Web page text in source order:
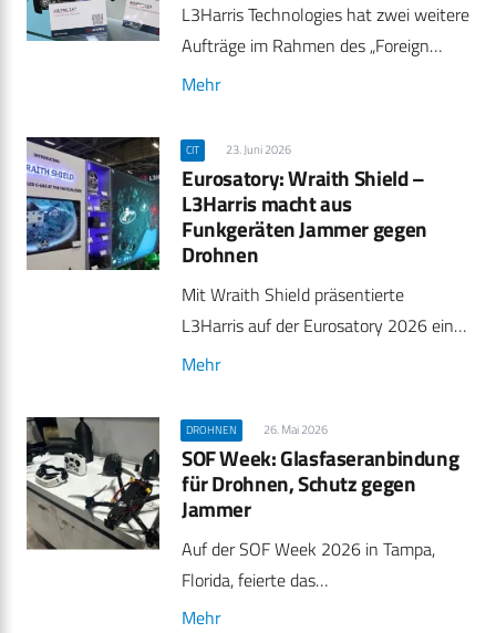
L3Harris Technologies hat zwei weitere
Aufträge im Rahmen des „Foreign…
Mehr
CIT 23. Juni 2026
Eurosatory: Wraith Shield –
L3Harris macht aus
Funkgeräten Jammer gegen
Drohnen
Mit Wraith Shield präsentierte
L3Harris auf der Eurosatory 2026 ein…
Mehr
DROHNEN 26. Mai 2026
SOF Week: Glasfaseranbindung
für Drohnen, Schutz gegen
Jammer
Auf der SOF Week 2026 in Tampa,
Florida, feierte das…
Mehr